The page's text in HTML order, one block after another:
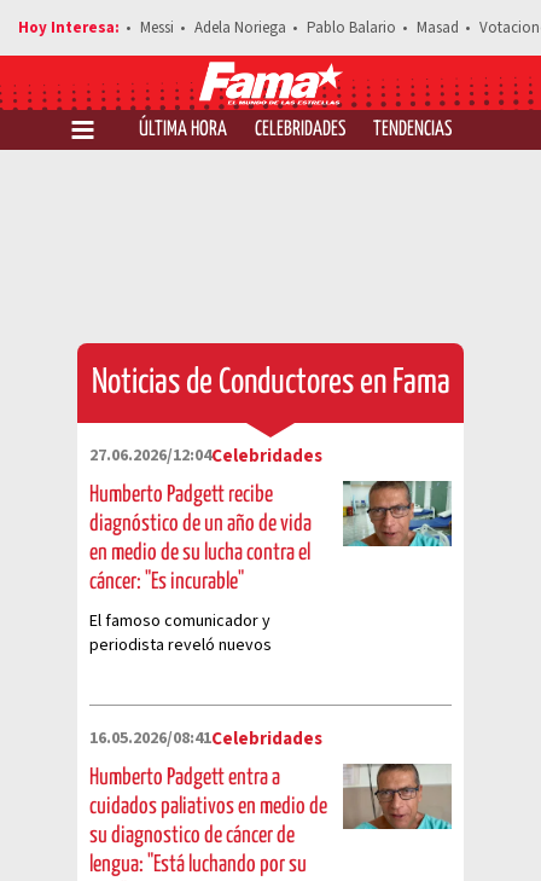
Messi Adela Noriega Pablo Balario Masad
ÚLTIMA HORA CELEBRIDADES TENDENCIAS
Noticias de Conductores en Fama
27.06.2026/12:04Celebridades
Humberto Padgett recibe
diagnóstico de un año de vida
en medio de su lucha contra el
cáncer: "Es incurable"
El famoso comunicador y
periodista reveló nuevos
16.05.2026/08:41Celebridades
Humberto Padgett entra a
cuidados paliativos en medio de
su diagnostico de cáncer de
lengua: "Está luchando por su